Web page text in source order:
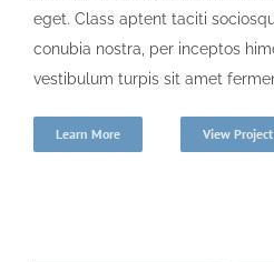
eget. Class aptent taciti
conubia nostra, per inceptos
vestibulum turpis sit amet
Learn More View Project